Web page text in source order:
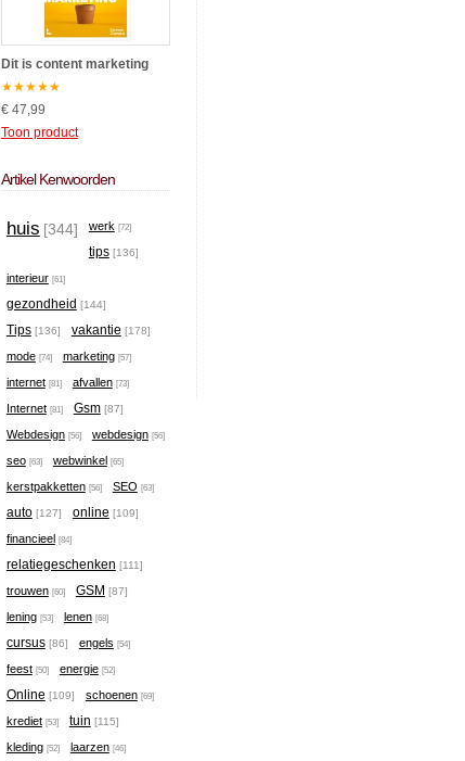
Dit is content marketing
★★★★★
€ 47,99
Toon product
Artikel Kenwoorden
huis [344] werk [72]
tips [136]
interieur [61]
gezondheid [144]
Tips [136] vakantie [178]
mode [74] marketing [57]
internet [81] afvallen [73]
Internet [81] Gsm [87]
Webdesign [56] webdesign [56]
seo [63] webwinkel [65]
kerstpakketten [56] SEO [63]
auto [127] online [109]
financieel [84]
relatiegeschenken [111]
trouwen [60] GSM [87]
lening [53] lenen [68]
cursus [86] engels [54]
feest [50] energie [52]
Online [109] schoenen [69]
krediet [53] tuin [115]
kleding [52] laarzen [46]